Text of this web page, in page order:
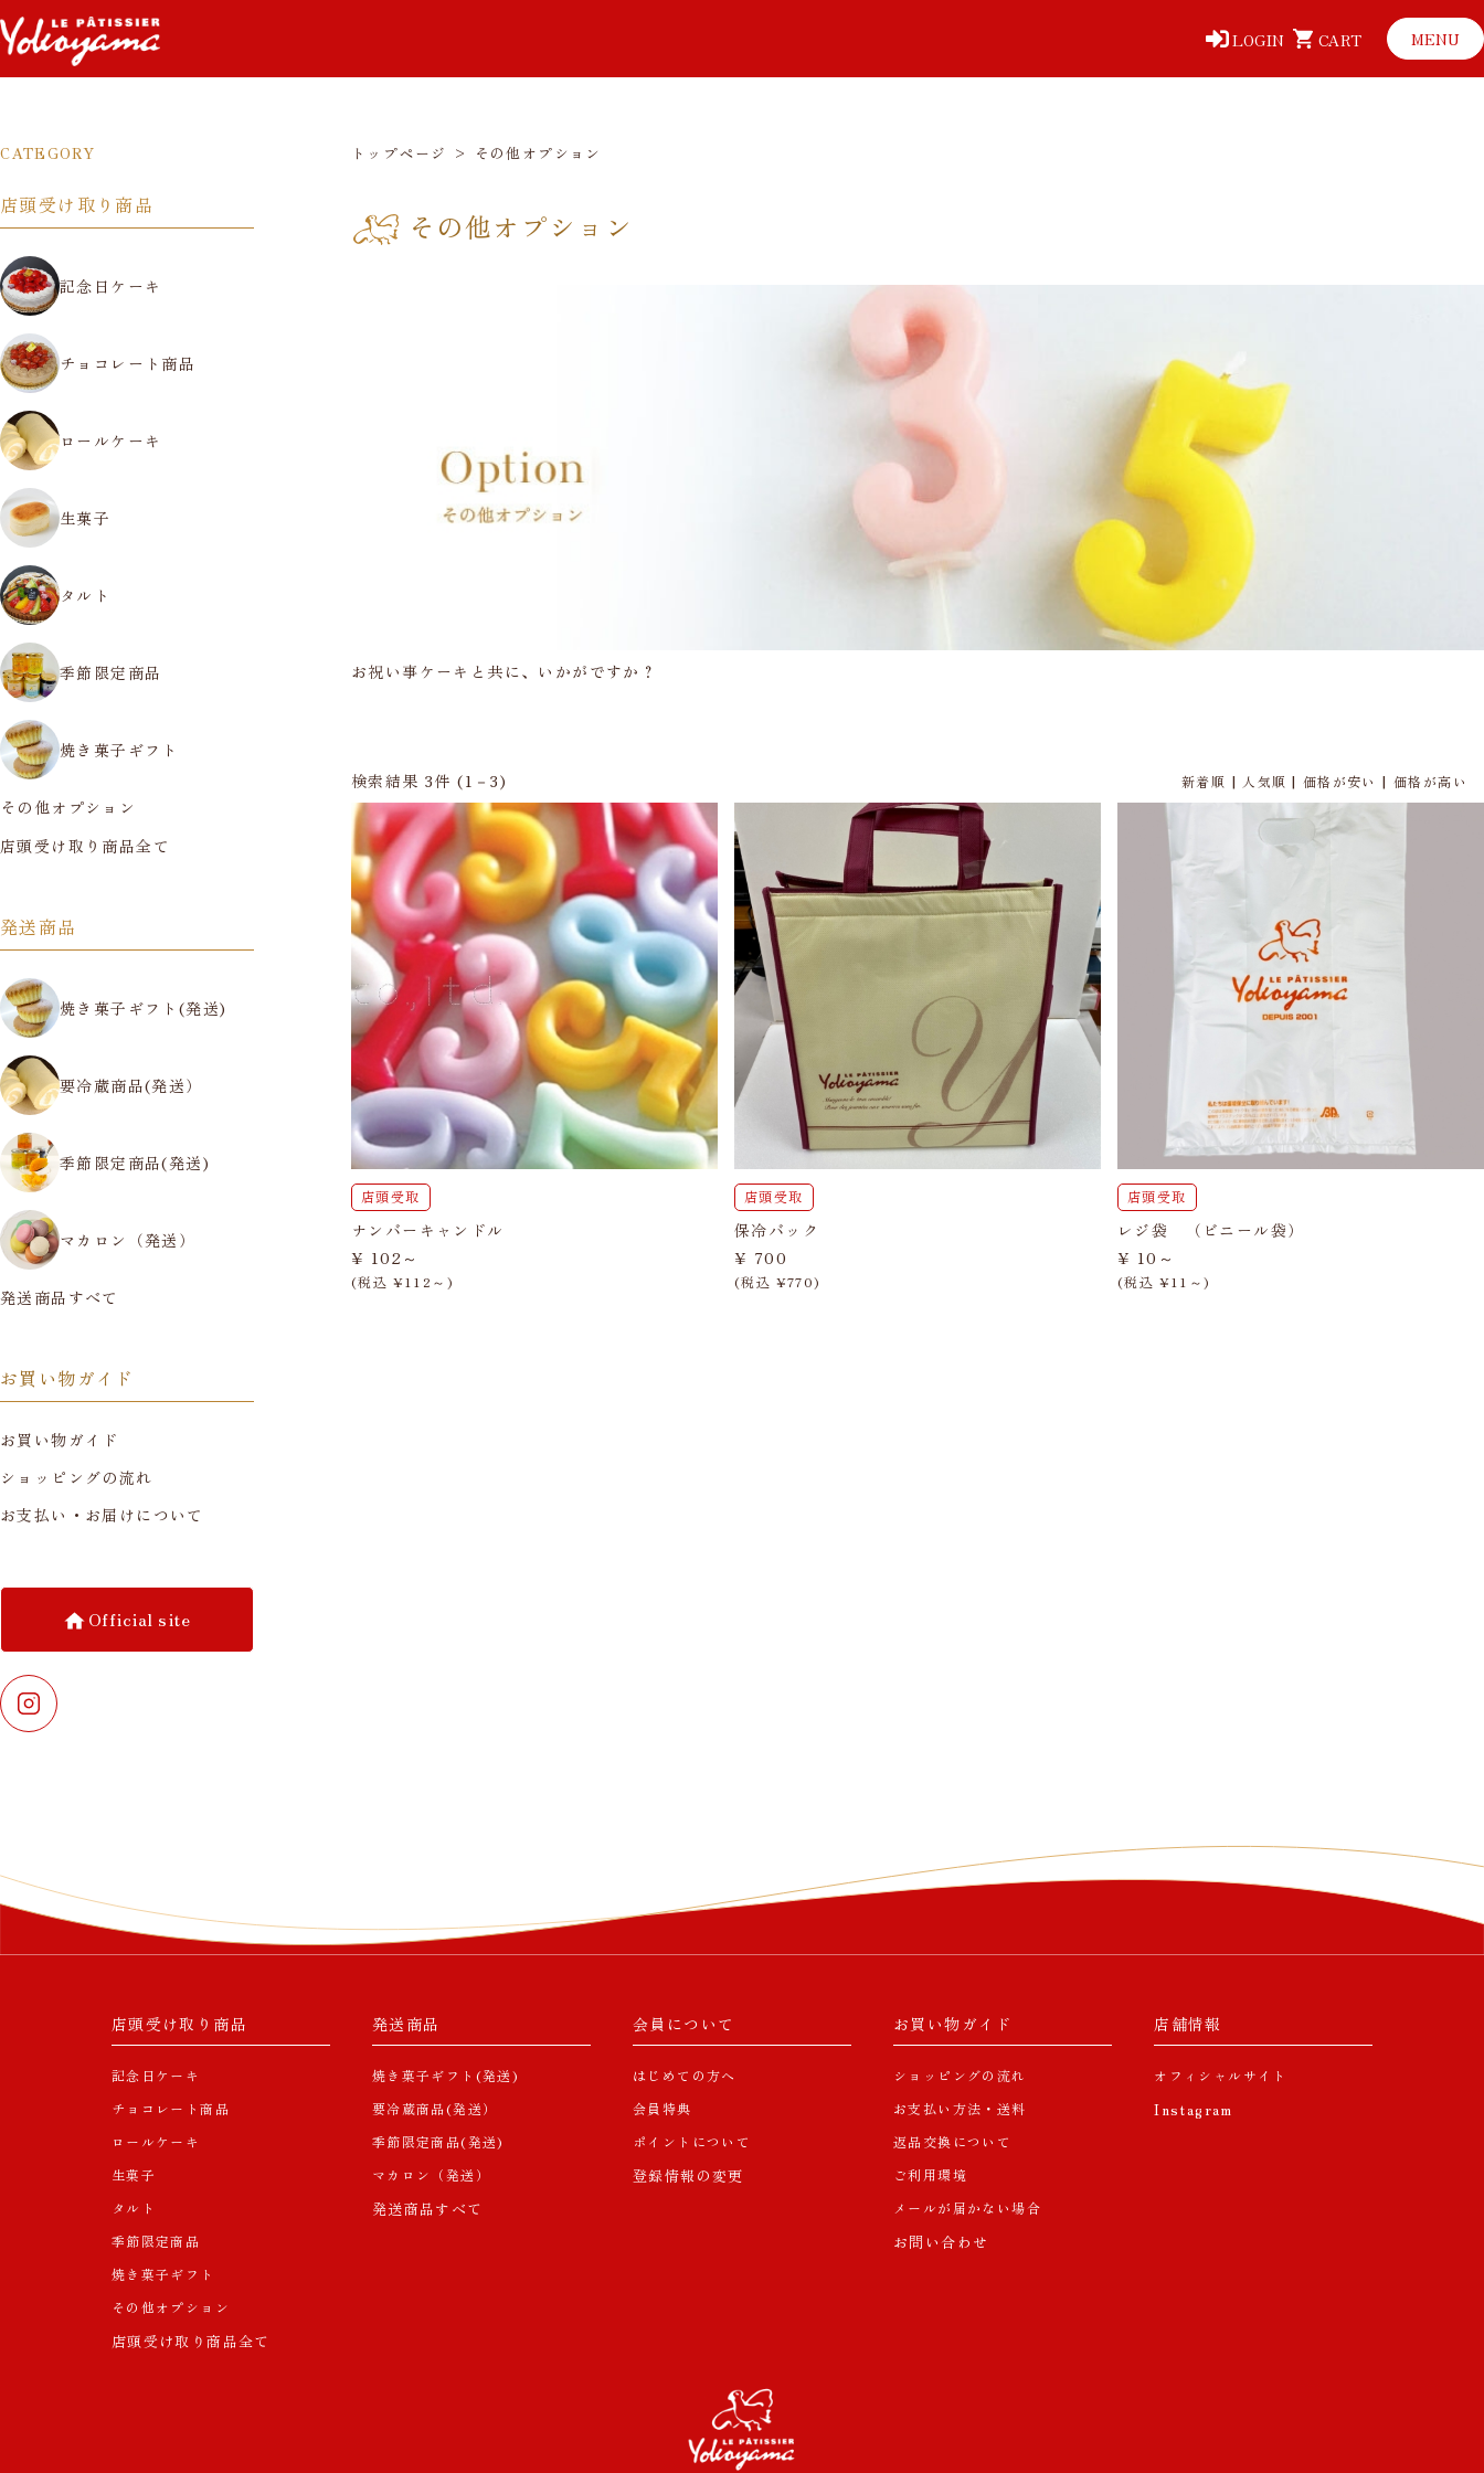
LOGIN CART MENU
CATEGORY
店頭受け取り商品
記念日ケーキ
チョコレート商品
ロールケーキ
生菓子
タルト
季節限定商品
焼き菓子ギフト
その他オプション
店頭受け取り商品全て
発送商品
焼き菓子ギフト(発送)
要冷蔵商品(発送）
季節限定商品(発送)
マカロン（発送）
発送商品すべて
お買い物ガイド
お買い物ガイド
ショッピングの流れ
お支払い・お届けについて
Official site
トップページ > その他オプション
その他オプション
お祝い事ケーキと共に、いかがですか？
検索結果 3件 (1－3) 新着順 | 人気順 | 価格が安い | 価格が高い
店頭受取
ナンバーキャンドル
¥ 102～
(税込 ¥112～)
店頭受取
保冷バック
¥ 700
(税込 ¥770)
店頭受取
レジ袋 （ビニール袋）
¥ 10～
(税込 ¥11～)
店頭受け取り商品
記念日ケーキ
チョコレート商品
ロールケーキ
生菓子
タルト
季節限定商品
焼き菓子ギフト
その他オプション
店頭受け取り商品全て
発送商品
焼き菓子ギフト(発送)
要冷蔵商品(発送）
季節限定商品(発送)
マカロン（発送）
発送商品すべて
会員について
はじめての方へ
会員特典
ポイントについて
登録情報の変更
お買い物ガイド
ショッピングの流れ
お支払い方法・送料
返品交換について
ご利用環境
メールが届かない場合
お問い合わせ
店舗情報
オフィシャルサイト
Instagram